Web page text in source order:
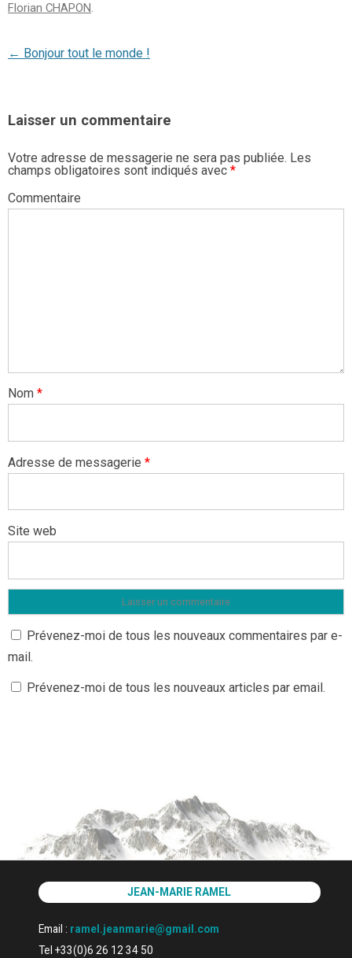
Florian CHAPON.
Post
← Bonjour tout le monde !
Laisser un commentaire
Votre adresse de messagerie ne sera pas publiée. Les
champs obligatoires sont indiqués avec *
Commentaire
Nom *
Adresse de messagerie *
Site web
Prévenez-moi de tous les nouveaux commentaires par e-
mail.
Prévenez-moi de tous les nouveaux articles par email.
JEAN-MARIE RAMEL
Email : ramel.jeanmarie@gmail.com
Tel +33(0)6 26 12 34 50